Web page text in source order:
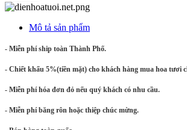
Mô tả sản phẩm
- Miễn phí ship toàn Thành Phố.
- Chiết khấu 5%(tiền mặt) cho khách hàng mua hoa tươi
- Miễn phí hóa đơn đỏ nếu quý khách có nhu cầu.
- Miễn phí băng rôn hoặc thiệp chúc mừng.